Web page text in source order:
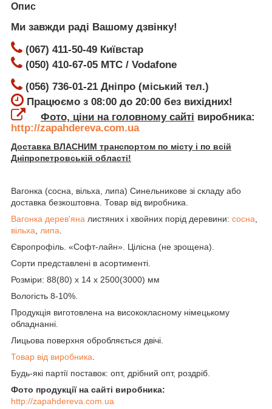
Опис
Ми завжди раді Вашому дзвінку!
(067) 411-50-49 Київстар
(050) 410-67-05 МТС / Vodafone
(056) 736-01-21 Дніпро (міський тел.)
Працюємо з 08:00 до 20:00 без вихідних!
Фото, ціни на головному сайті виробника:
http://zapahdereva.com.ua
Доставка ВЛАСНИМ транспортом по місту і по всій
Дніпропетровській області!
Вагонка (сосна, вільха, липа) Синельникове зі складу або
доставка безкоштовна. Товар від виробника.
Вагонка дерев'яна листяних і хвойних порід деревини: сосна
вільха
липа
Європрофіль. «Софт-лайн». Цілісна (не зрощена).
Сорти представлені в асортименті.
Розміри: 88(80) х 14 х 2500(3000) мм
Вологість 8-10%.
Продукція виготовлена на висококласному німецькому
обладнанні.
Лицьова поверхня обробляється двічі.
Товар від виробника
Будь-які партії поставок: опт, дрібний опт, роздріб.
Фото продукції на сайті виробника:
http://zapahdereva.com.ua